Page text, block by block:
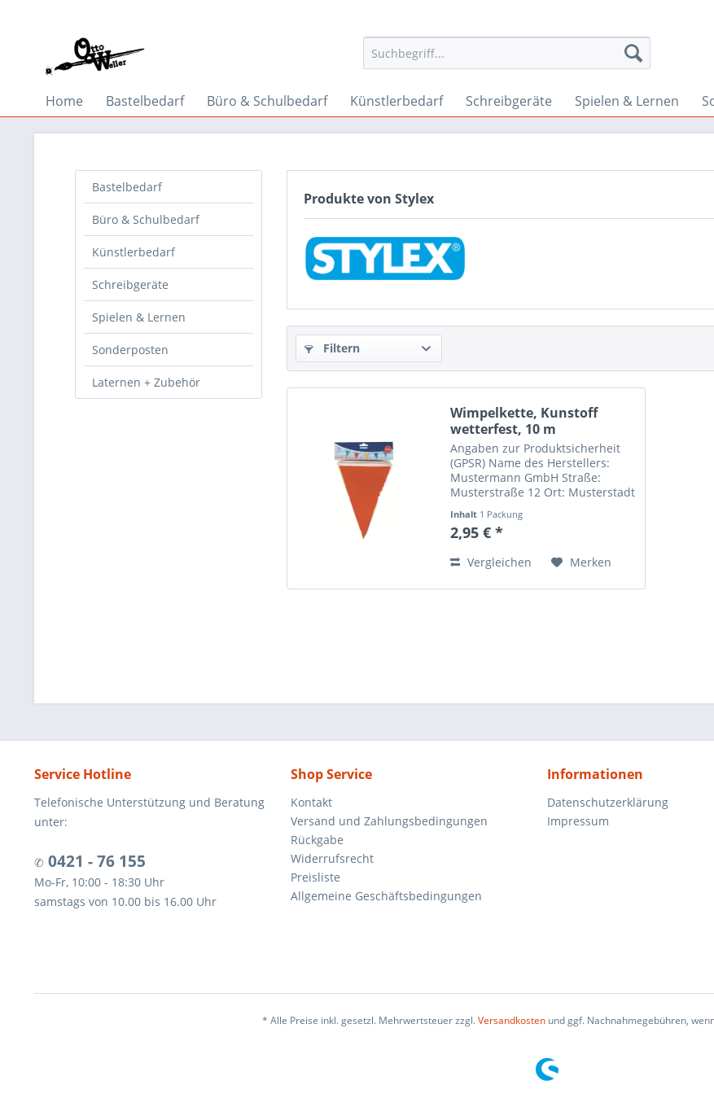
Home Bastelbedarf Büro & Schulbedarf Künstlerbedarf Schreibgeräte Spielen & Lernen
Bastelbedarf
Büro & Schulbedarf
Künstlerbedarf
Schreibgeräte
Spielen & Lernen
Sonderposten
Laternen + Zubehör
Produkte von Stylex
Filtern
Wimpelkette, Kunstoff
wetterfest, 10 m
Angaben zur Produktsicherheit
(GPSR) Name des Herstellers:
Mustermann GmbH Straße:
Musterstraße 12 Ort: Musterstadt
Email-Adresse:
info@mustermann.de
Inhalt 1 Packung
2,95 € *
Vergleichen Merken
Service Hotline
Telefonische Unterstützung und Beratung
unter:
✆ 0421 - 76 155
Mo-Fr, 10:00 - 18:30 Uhr
samstags von 10.00 bis 16.00 Uhr
Shop Service
Kontakt
Versand und Zahlungsbedingungen
Rückgabe
Widerrufsrecht
Preisliste
Allgemeine Geschäftsbedingungen
Informationen
Datenschutzerklärung
Impressum
* Alle Preise inkl. gesetzl. Mehrwertsteuer zzgl.Versandkostenund ggf. Nachnahmegebühren,